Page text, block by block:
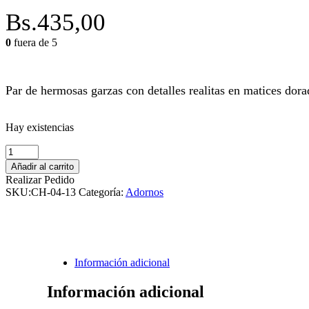
Bs.435,00
0 fuera de 5
Par de hermosas garzas con detalles realitas en matices
Hay existencias
Garzas
Doradas
cantidad
Añadir al carrito
Realizar Pedido
SKU:CH-04-13 Categoría: Adornos
Información adicional
Información adicional